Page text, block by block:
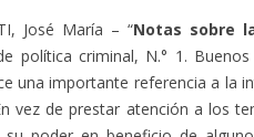
José María – “Notas sobre
política criminal, N.° 1.
una importante referencia a la
vez de prestar atención a los